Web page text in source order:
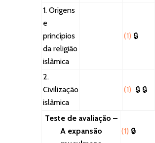
1. Origens
e
princípios
da religião
islâmica
(1) 🔒
2.
Civilização
islâmica
(1) 🔒 🔒
Teste de avaliação –
A expansão
(1) 🔒